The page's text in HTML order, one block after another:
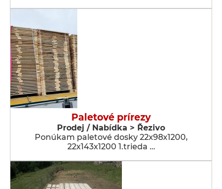
Paletové prírezy
Prodej / Nabídka > Řezivo
Ponúkam paletové dosky 22x98x1200,
22x143x1200 1.trieda …